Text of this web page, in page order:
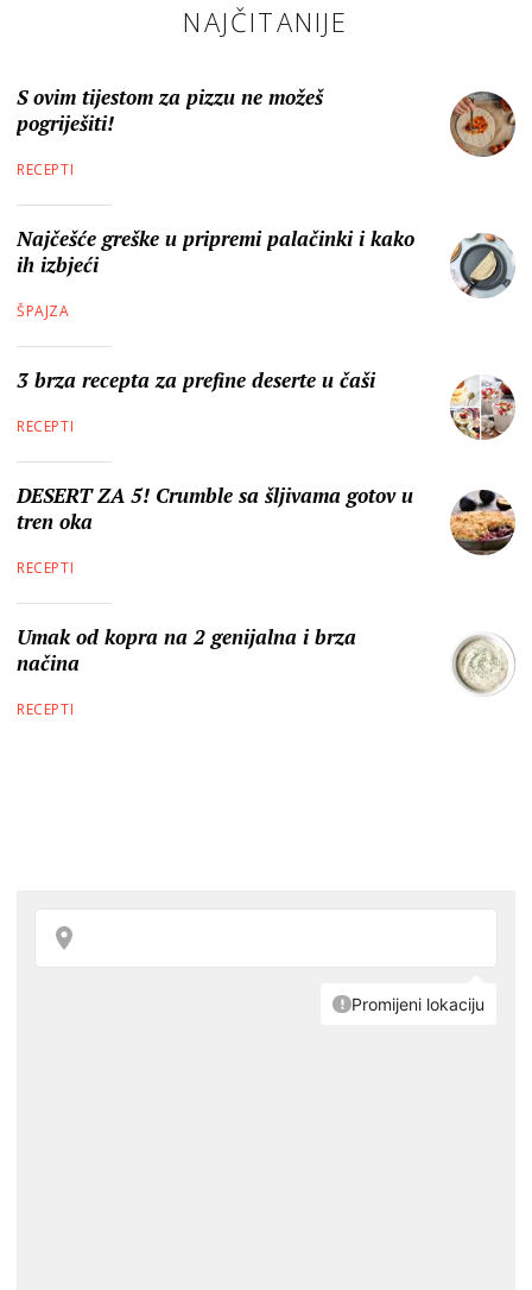
NAJČITANIJE
S ovim tijestom za pizzu ne možeš
pogriješiti!
RECEPTI
Najčešće greške u pripremi palačinki i kako
ih izbjeći
ŠPAJZA
3 brza recepta za prefine deserte u čaši
RECEPTI
DESERT ZA 5! Crumble sa šljivama gotov u
tren oka
RECEPTI
Umak od kopra na 2 genijalna i brza
načina
RECEPTI